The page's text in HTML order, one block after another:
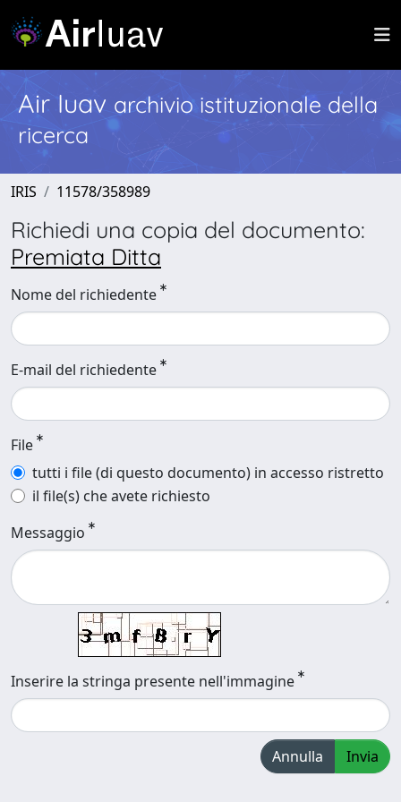
Air Iuav archivio istituzionale della
ricerca
IRIS 11578/358989
Richiedi una copia del documento:
Premiata Ditta
Nome del richiedente
E-mail del richiedente
File
tutti i file (di questo documento) in accesso ristretto
il file(s) che avete richiesto
Messaggio
Inserire la stringa presente nell'immagine
Annulla Invia